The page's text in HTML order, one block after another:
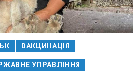
ВАКЦИНАЦІЯ
УПРАВЛІННЯ